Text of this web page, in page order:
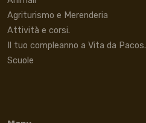
Agriturismo e Merenderia
Attività e corsi.
Il tuo compleanno a Vita da Pacos.
Scuole